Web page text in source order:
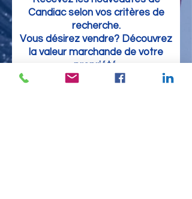
Candiac selon vos critères de
recherche.
Vous désirez vendre? Découvrez
la valeur marchande de votre
propriété.